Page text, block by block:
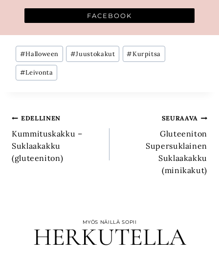
FACEBOOK
Avainsanat:
#Halloween #Juustokakut #Kurpitsa
#Leivonta
Artikkelien
selaus
EDELLINEN
Kummituskakku –
Suklaakakku
(gluteeniton)
SEURAAVA
Gluteeniton
Supersuklainen
Suklaakakku
(minikakut)
MYÖS NÄILLÄ SOPII
HERKUTELLA